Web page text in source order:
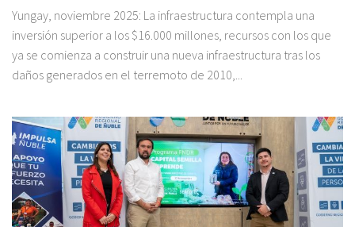
Yungay, noviembre 2025: La infraestructura contempla una
inversión superior a los $16.000 millones, recursos con los que
ya se comienza a construir una nueva infraestructura tras los
daños generados en el terremoto de 2010,...